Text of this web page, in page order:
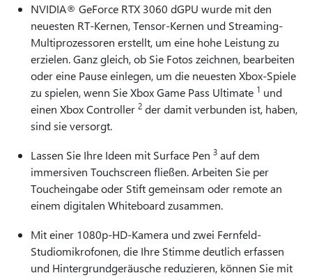
NVIDIA® GeForce RTX 3060 dGPU wurde mit den
neuesten RT-Kernen, Tensor-Kernen und Streaming-
Multiprozessoren erstellt, um eine hohe Leistung zu
erzielen. Ganz gleich, ob Sie Fotos zeichnen, bearbeiten
oder eine Pause einlegen, um die neuesten Xbox-Spiele
zu spielen, wenn Sie Xbox Game Pass Ultimate 1 und
einen Xbox Controller 2 der damit verbunden ist, haben,
sind sie versorgt.
Lassen Sie Ihre Ideen mit Surface Pen 3 auf dem
immersiven Touchscreen fließen. Arbeiten Sie per
Toucheingabe oder Stift gemeinsam oder remote an
einem digitalen Whiteboard zusammen.
Mit einer 1080p-HD-Kamera und zwei Fernfeld-
Studiomikrofonen, die Ihre Stimme deutlich erfassen
und Hintergrundgeräusche reduzieren, können Sie mit